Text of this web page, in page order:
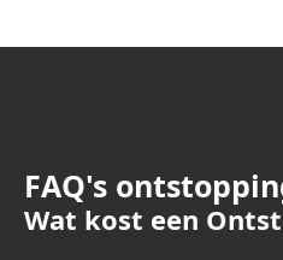
FAQ's
Wat kost een